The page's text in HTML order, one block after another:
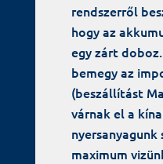
rendszerről
hogy az
egy zárt
bemegy az
(beszállítást
várnak el a
nyersanyagunk
maximum